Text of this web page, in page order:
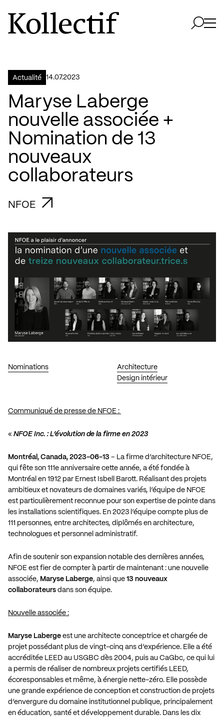
Aller à la page d'accueil
Logo Kollectif
Actualité 14.07.2023
Maryse Laberge
nouvelle associée +
Nomination de 13
nouveaux
collaborateurs
NFOE
Nominations
Architecture
Design intérieur
Communiqué de presse de NFOE :
« NFOE Inc. : L’évolution de la firme en 2023
Montréal, Canada, 2023-06-13 – La firme d’architecture NFOE,
qui fête son 111e anniversaire cette année, a été fondée à
Montréal en 1912 par Ernest Isbell Barott. Réalisant des projets
ambitieux et novateurs de domaines variés, l’équipe de NFOE
est particulièrement reconnue pour son expertise de pointe dans
les installations scientifiques. En 2023 l’équipe compte plus de
111 personnes, entre architectes, diplômés en architecture,
technologues et personnel administratif.
Afin de soutenir son expansion notable des dernières années,
NFOE est fier de compter à partir de maintenant : une nouvelle
associée, Maryse Laberge, ainsi que 13 nouveaux
collaborateurs dans son équipe.
Nouvelle associée :
Maryse Laberge est une architecte conceptrice et chargée de
projet possédant plus de vingt-cinq ans d’expérience. Elle a été
accréditée LEED au USGBC dès 2004, puis au CaGbc, ce qui lui
a permis de réaliser de nombreux projets certifiés LEED,
écoresponsables et même, à énergie nette-zéro. Elle possède
une grande expérience de conception et construction de projets
d’envergure du domaine institutionnel publique, principalement
en éducation, santé et développement durable. Dans les dix